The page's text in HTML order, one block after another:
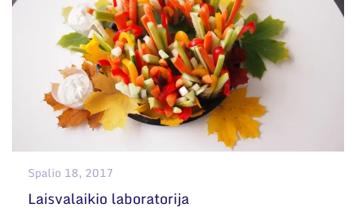
Spalio 18, 2017
Laisvalaikio laboratorija